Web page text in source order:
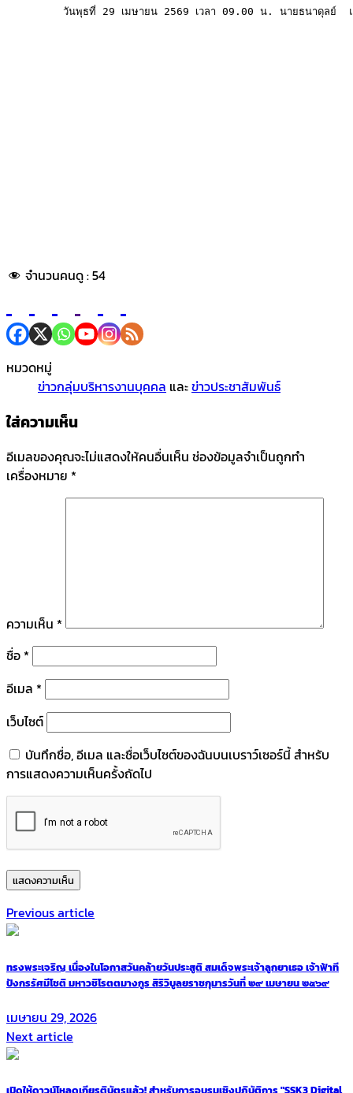
วันพุธที่ 29 เมษายน 2569 เวลา 09.00 น. นายธนาดุลย์
จำนวนคนดู :54
หมวดหมู่
ข่าวกลุ่มบริหารงานบุคคล และข่าวประชาสัมพันธ์
ใส่ความเห็น
อีเมลของคุณจะไม่แสดงให้คนอื่นเห็น ช่องข้อมูลจำเป็นถูกทำ
เครื่องหมาย *
ความเห็น *
ชื่อ *
อีเมล *
เว็บไซต์
บันทึกชื่อ, อีเมล และชื่อเว็บไซต์ของฉันบนเบราว์เซอร์นี้ สำหรับ
การแสดงความเห็นครั้งถัดไป
Previous article
ทรงพระเจริญ ​เนื่องในโอกาสวันคล้ายวันประสูติ สมเด็จพระเจ้าลูกยาเธอ เจ้าฟ้าที
ปังกรรัศมีโชติ มหาวชิโรตตมางกูร สิริวิบูลยราชกุมารวันที่ ๒๙ เมษายน ๒๕๖๙
เมษายน 29, 2026
Next article
เปิดให้ดาวน์โหลดเกียรติบัตรแล้ว! สำหรับการอบรมเชิงปฏิบัติการ "SSK3 Digital